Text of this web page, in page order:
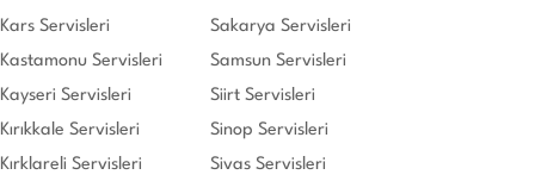
Kars Servisleri
Kastamonu Servisleri
Kayseri Servisleri
Kırıkkale Servisleri
Kırklareli Servisleri
Sakarya Servisleri
Samsun Servisleri
Siirt Servisleri
Sinop Servisleri
Sivas Servisleri